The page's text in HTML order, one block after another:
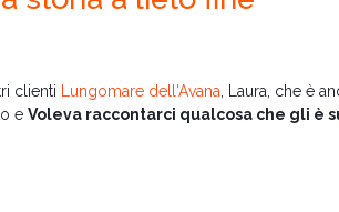
clienti Lungomare dell'Avana , Laura, che è
e Voleva raccontarci qualcosa che gli è